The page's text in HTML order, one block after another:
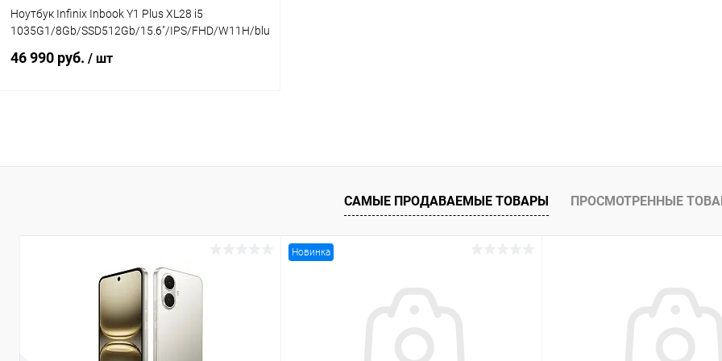
Ноутбук Infinix Inbook Y1 Plus XL28 i5
1035G1/8Gb/SSD512Gb/15.6"/IPS/FHD/W11H/blue
46 990 руб. / шт
К сравнению
САМЫЕ ПРОДАВАЕМЫЕ ТОВАРЫ ПРОСМОТРЕННЫЕ
Новинка